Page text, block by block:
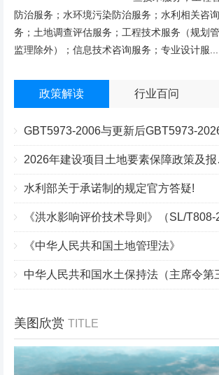
防治服务；水环境污染防治服务；水利相关咨
务；土地调查评估服务；工程技术服务（规划
监理除外）；信息技术咨询服务；专业设计服...
政策解读 行业百问
水利部关于承诺制的规定官方答疑!
《中华人民共和国土地管理法》
美图欣赏 TITLE